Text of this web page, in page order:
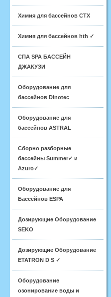
Химия для бассейнов CTX
Химия для бассейнов hth ✓
СПА SPA БАССЕЙН
ДЖАКУЗИ
Оборудование для
бассейнов Dinotec
Оборудование для
бассейнов ASTRAL
Сборно разборные
бассейны Summer✓ и
Azuro✓
Оборудование для
Бассейнов ESPA
Дозирующие Оборудование
SEKO
Дозирующие Оборудование
ETATRON D S ✓
Оборудование
озонирование воды и